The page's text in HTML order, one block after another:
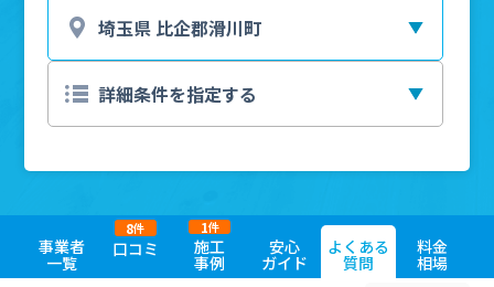
事業者
一覧
口コミ
8件
施工
事例
1件
安心
ガイド
よくある
質問
料金
相場